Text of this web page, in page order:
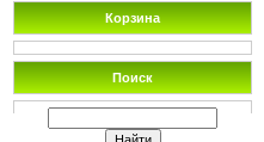
Корзина
Поиск